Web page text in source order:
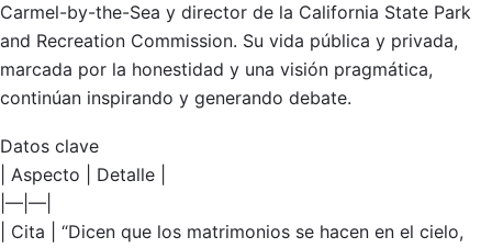
Carmel-by-the-Sea y director de la California State Park
and Recreation Commission. Su vida pública y privada,
marcada por la honestidad y una visión pragmática,
continúan inspirando y generando debate.
Datos clave
| Aspecto | Detalle |
|—|—|
| Cita | “Dicen que los matrimonios se hacen en el cielo,